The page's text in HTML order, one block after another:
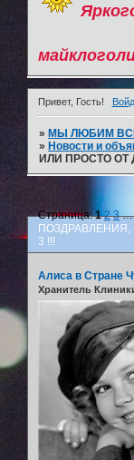
Привет, Гость!
»МЫ ЛЮБИМ
»Новости и
ИЛИ ПРОСТО ОТ
3 !!!
Страница:1 2 3 …
Алиса в Стране
Хранитель